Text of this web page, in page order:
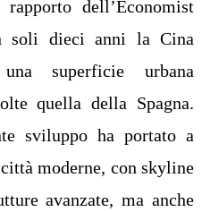
dell’Economist
soli dieci anni la Cina
superficie urbana
quella della Spagna.
sviluppo ha portato a
moderne, con skyline
avanzate, ma anche